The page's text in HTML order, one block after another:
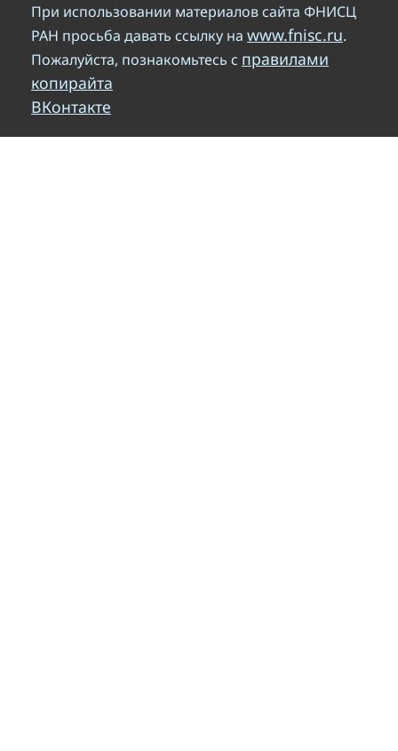
При использовании материалов сайта ФНИСЦ
РАН просьба давать ссылку на www.fnisc.ru.
Пожалуйста, познакомьтесь с правилами
копирайта
ВКонтакте